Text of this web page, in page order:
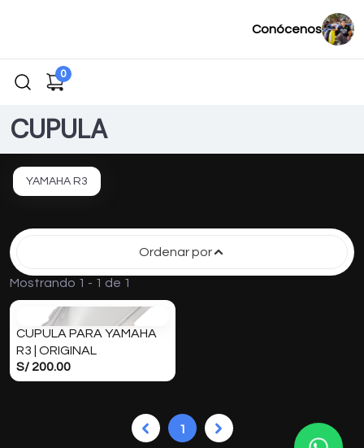
Conócenos
0
CUPULA
YAMAHA R3
Mostrando 1 - 1 de 1
Ordenar por
CUPULA PARA YAMAHA
R3 | ORIGINAL
S/ 200.00
1